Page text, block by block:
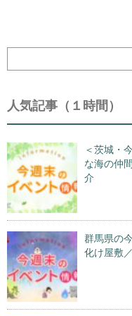
索
人気記事（１時間）
＜茨城・
な海の仲
介
群馬県の
化け屋敷